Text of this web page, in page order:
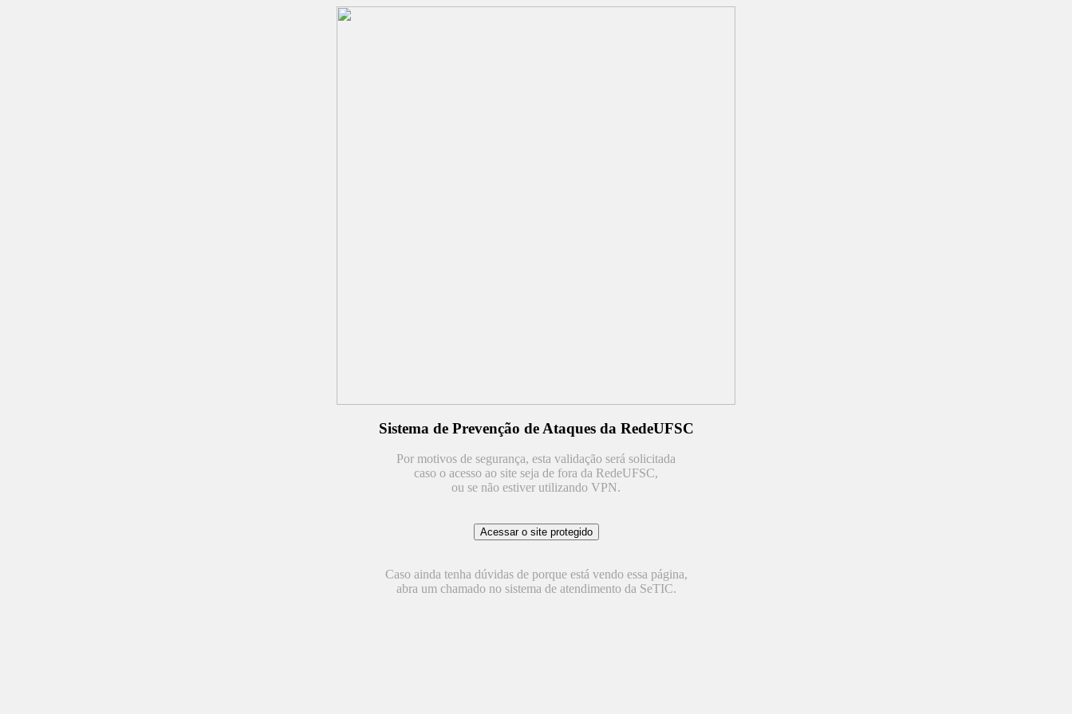
Sistema de Prevenção de Ataques da RedeUFSC
Por motivos de segurança, esta validação será solicitada
caso o acesso ao site seja de fora da RedeUFSC,
ou se não estiver utilizando VPN.
Caso ainda tenha dúvidas de porque está vendo essa página,
abra um chamado no sistema de atendimento da SeTIC.